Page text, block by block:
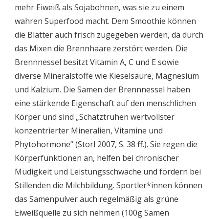
mehr Eiweiß als Sojabohnen, was sie zu einem
wahren Superfood macht. Dem Smoothie können
die Blätter auch frisch zugegeben werden, da durch
das Mixen die Brennhaare zerstört werden. Die
Brennnessel besitzt Vitamin A, C und E sowie
diverse Mineralstoffe wie Kieselsäure, Magnesium
und Kalzium. Die Samen der Brennnessel haben
eine stärkende Eigenschaft auf den menschlichen
Körper und sind „Schatztruhen wertvollster
konzentrierter Mineralien, Vitamine und
Phytohormone“ (Storl 2007, S. 38 ff.). Sie regen die
Körperfunktionen an, helfen bei chronischer
Müdigkeit und Leistungsschwäche und fördern bei
Stillenden die Milchbildung. Sportler*innen können
das Samenpulver auch regelmäßig als grüne
Eiweißquelle zu sich nehmen (100g Samen